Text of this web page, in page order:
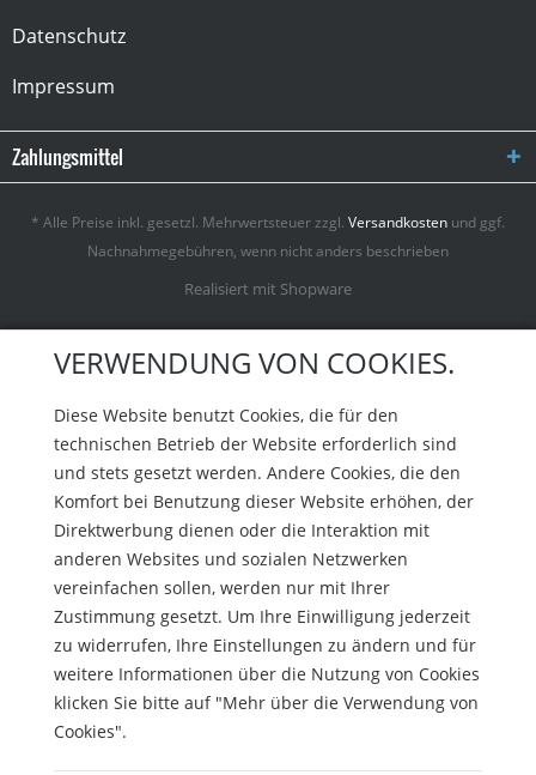
Datenschutz
Impressum
Zahlungsmittel
* Alle Preise inkl. gesetzl. Mehrwertsteuer zzgl. Versandkosten und ggf.
Nachnahmegebühren, wenn nicht anders beschrieben
Realisiert mit Shopware
VERWENDUNG VON COOKIES.
Diese Website benutzt Cookies, die für den
technischen Betrieb der Website erforderlich sind
und stets gesetzt werden. Andere Cookies, die den
Komfort bei Benutzung dieser Website erhöhen, der
Direktwerbung dienen oder die Interaktion mit
anderen Websites und sozialen Netzwerken
vereinfachen sollen, werden nur mit Ihrer
Zustimmung gesetzt. Um Ihre Einwilligung jederzeit
zu widerrufen, Ihre Einstellungen zu ändern und für
weitere Informationen über die Nutzung von Cookies
klicken Sie bitte auf "Mehr über die Verwendung von
Cookies".